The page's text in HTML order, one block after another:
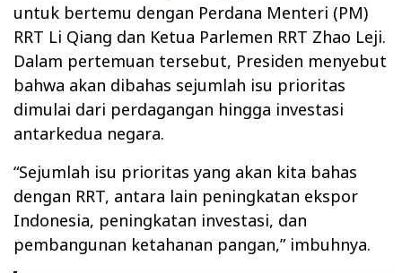
untuk bertemu dengan Perdana Menteri (PM)
RRT Li Qiang dan Ketua Parlemen RRT Zhao Leji.
Dalam pertemuan tersebut, Presiden menyebut
bahwa akan dibahas sejumlah isu prioritas
dimulai dari perdagangan hingga investasi
antarkedua negara.
“Sejumlah isu prioritas yang akan kita bahas
dengan RRT, antara lain peningkatan ekspor
Indonesia, peningkatan investasi, dan
pembangunan ketahanan pangan,” imbuhnya.